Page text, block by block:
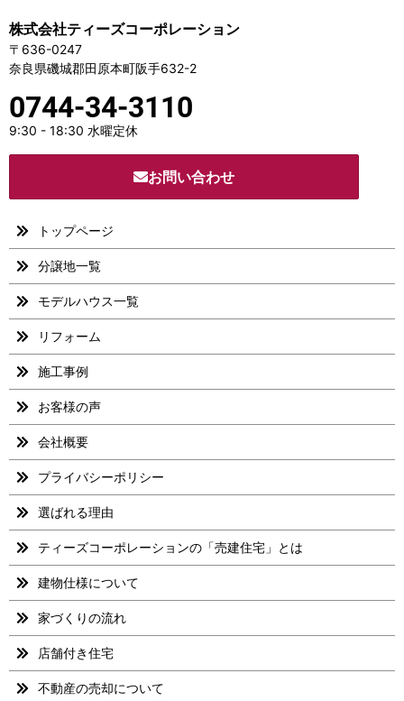
株式会社ティーズコーポレーション
〒636-0247
奈良県磯城郡田原本町阪手632-2
0744-34-3110
9:30 - 18:30 水曜定休
お問い合わせ
トップページ
分譲地一覧
モデルハウス一覧
リフォーム
施工事例
お客様の声
会社概要
プライバシーポリシー
選ばれる理由
ティーズコーポレーションの「売建住宅」とは
建物仕様について
家づくりの流れ
店舗付き住宅
不動産の売却について